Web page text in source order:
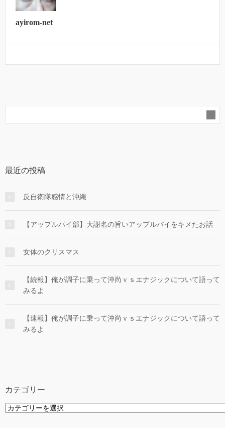
ayirom-net
最近の投稿
反自衛隊感情と沖縄
【アップルパイ部】大謝名の旨いアップルパイをキメたお話
女体のクリスマス
【続報】俺が調子に乗って沖尚ｖｓエナジックについて語って
みるよ
【速報】俺が調子に乗って沖尚ｖｓエナジックについて語って
みるよ
カテゴリー
カ